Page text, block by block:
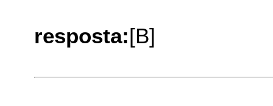
resposta:[B]